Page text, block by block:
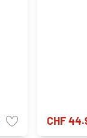
CHF